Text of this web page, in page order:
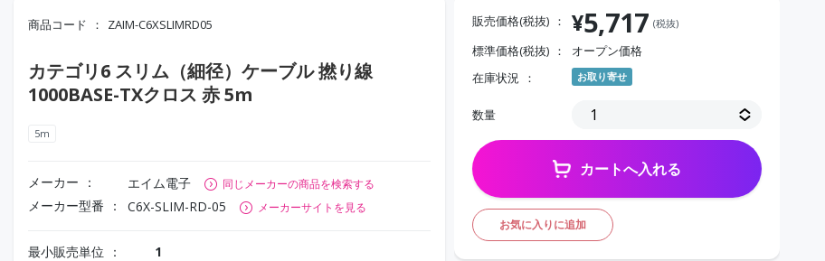
商品コード ZAIM-C6XSLIMRD05
カテゴリ6 スリム（細径）ケーブル 撚り線
1000BASE-TXクロス 赤 5m
5m
メーカー エイム電子 同じメーカーの商品を検索する
メーカー型番 C6X-SLIM-RD-05 メーカーサイトを見る
最小販売単位 1
販売価格(税抜) ¥5,717 (税抜)
標準価格(税抜)
オープン価格
在庫状況
お取り寄せ
数量
カートへ入れる
お気に入りに追加